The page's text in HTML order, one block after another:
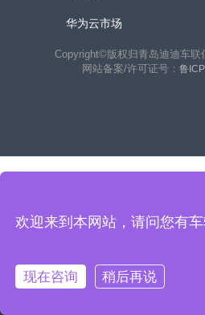
华为云市场
Copyright©版权归青岛迪迪车联
网站备案/许可证号： 鲁
联系客户经理获取免费使用
欢迎来到本网站，请问您有
现在咨询 稍后再说